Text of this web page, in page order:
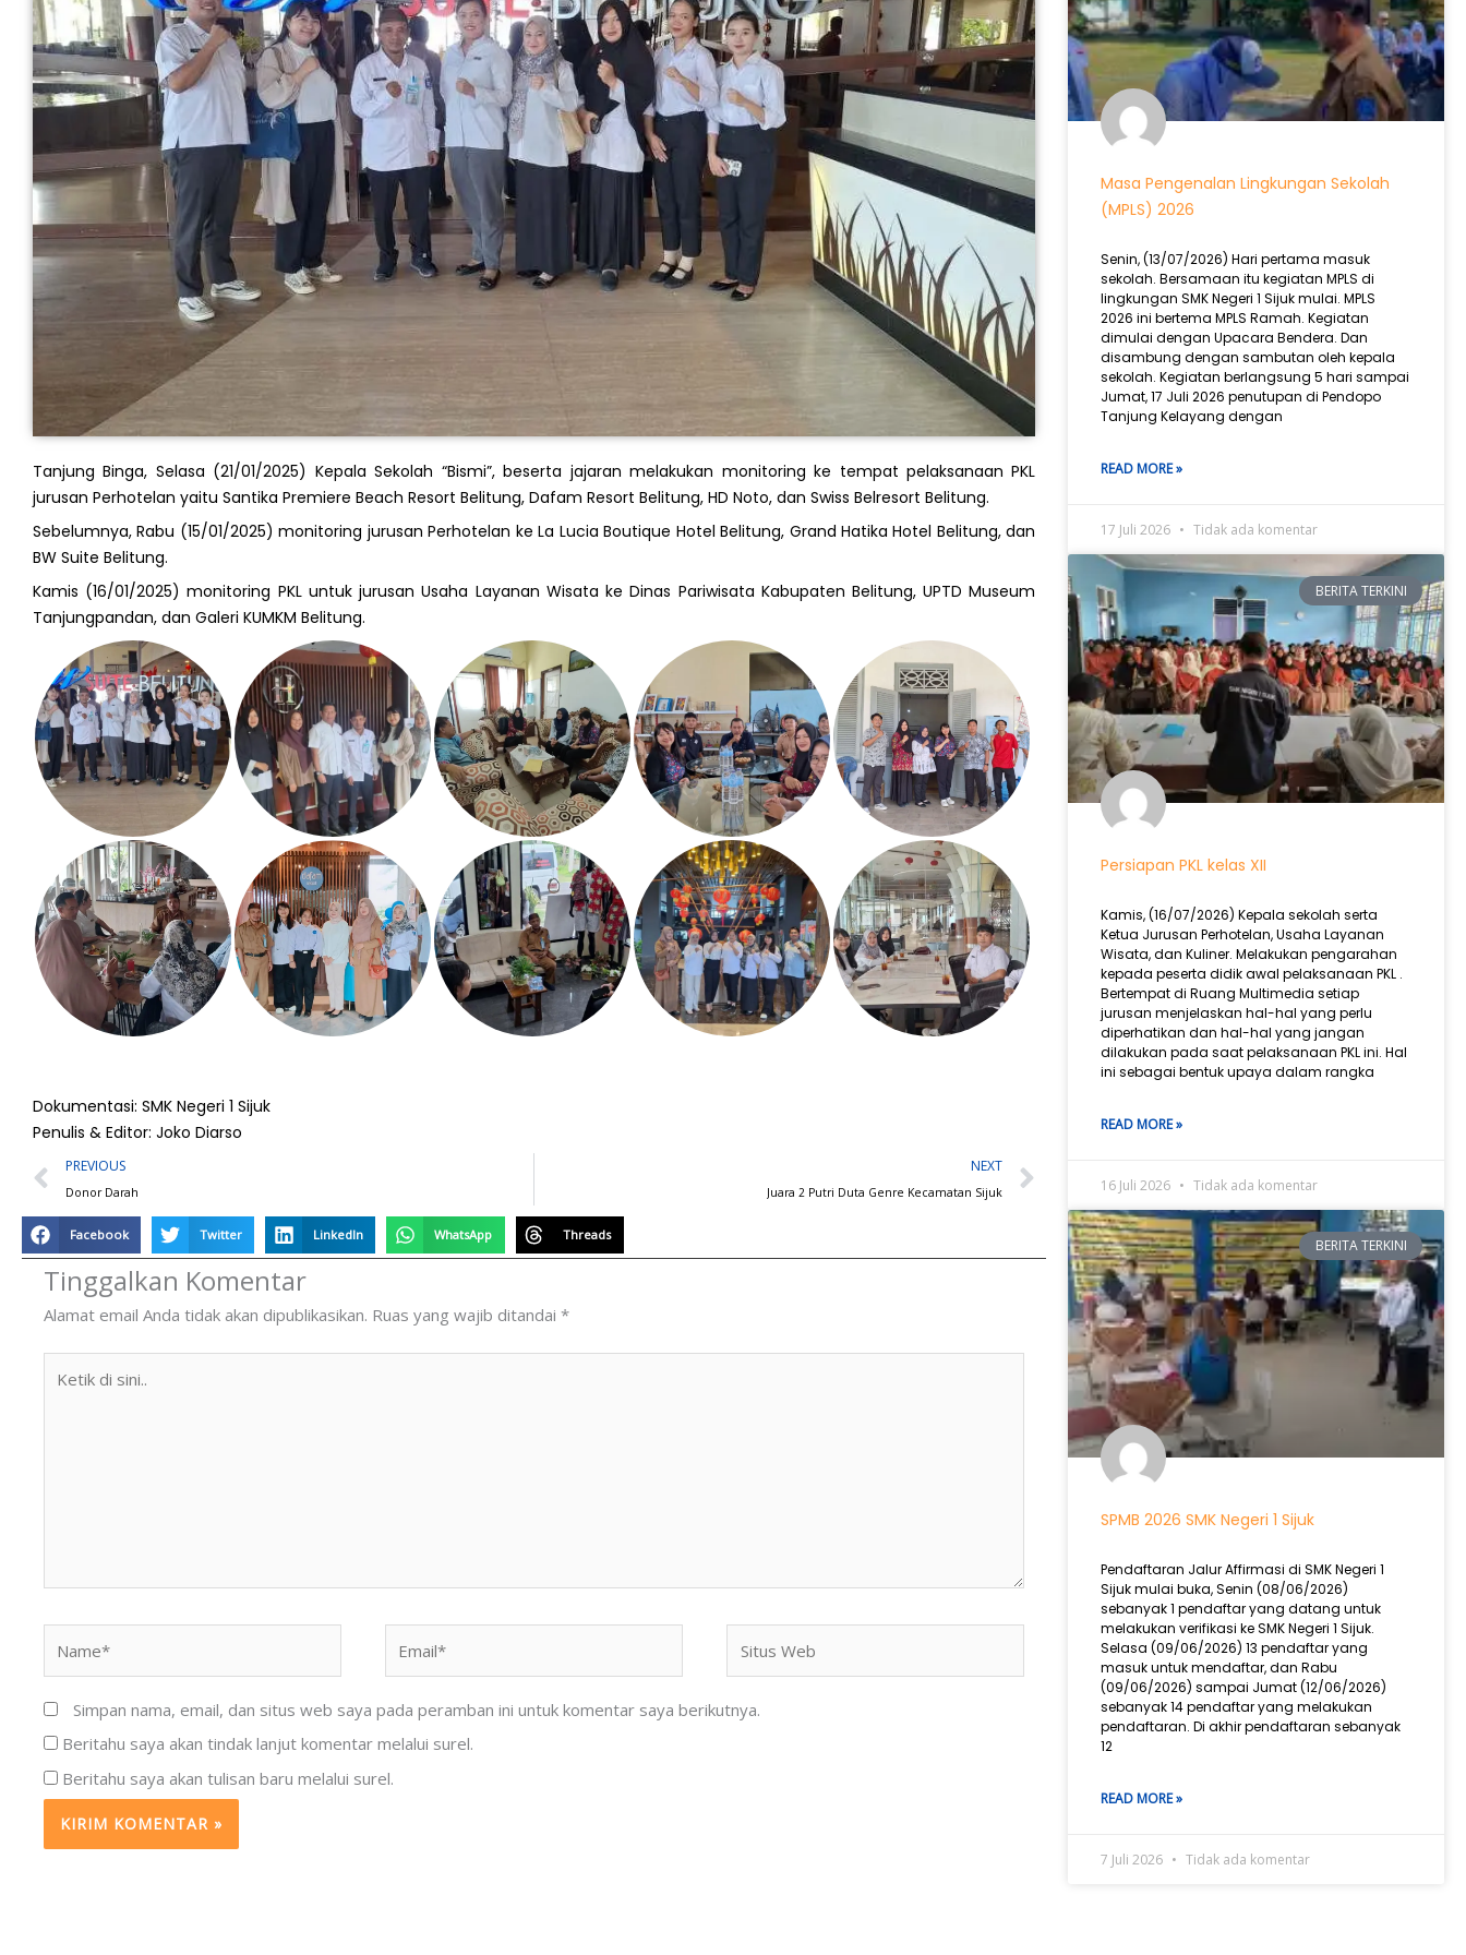
Tanjung Binga, Selasa (21/01/2025) Kepala Sekolah “Bismi”, beserta jajaran melakukan monitoring ke tempat pelaksanaan PKL
jurusan Perhotelan yaitu Santika Premiere Beach Resort Belitung, Dafam Resort Belitung, HD Noto, dan Swiss Belresort Belitung.
Sebelumnya, Rabu (15/01/2025) monitoring jurusan Perhotelan ke La Lucia Boutique Hotel Belitung, Grand Hatika Hotel Belitung, dan
BW Suite Belitung.
Kamis (16/01/2025) monitoring PKL untuk jurusan Usaha Layanan Wisata ke Dinas Pariwisata Kabupaten Belitung, UPTD Museum
Tanjungpandan, dan Galeri KUMKM Belitung.
Dokumentasi: SMK Negeri 1 Sijuk
Penulis & Editor: Joko Diarso
Prev
PREVIOUS
Donor Darah
NEXT
Juara 2 Putri Duta Genre Kecamatan Sijuk
Facebook Twitter LinkedIn WhatsApp Threads
Tinggalkan Komentar
Alamat email Anda tidak akan dipublikasikan. Ruas yang wajib ditandai *
Web
Simpan nama, email, dan situs web saya pada peramban ini untuk komentar saya berikutnya.
Beritahu saya akan tindak lanjut komentar melalui surel.
Beritahu saya akan tulisan baru melalui surel.
Masa Pengenalan Lingkungan Sekolah
(MPLS) 2026
Senin, (13/07/2026) Hari pertama masuk
sekolah. Bersamaan itu kegiatan MPLS di
lingkungan SMK Negeri 1 Sijuk mulai. MPLS
2026 ini bertema MPLS Ramah. Kegiatan
dimulai dengan Upacara Bendera. Dan
disambung dengan sambutan oleh kepala
sekolah. Kegiatan berlangsung 5 hari sampai
Jumat, 17 Juli 2026 penutupan di Pendopo
Tanjung Kelayang dengan
READ MORE »
17 Juli 2026 Tidak ada komentar
BERITA TERKINI
Persiapan PKL kelas XII
Kamis, (16/07/2026) Kepala sekolah serta
Ketua Jurusan Perhotelan, Usaha Layanan
Wisata, dan Kuliner. Melakukan pengarahan
kepada peserta didik awal pelaksanaan PKL .
Bertempat di Ruang Multimedia setiap
jurusan menjelaskan hal-hal yang perlu
diperhatikan dan hal-hal yang jangan
dilakukan pada saat pelaksanaan PKL ini. Hal
ini sebagai bentuk upaya dalam rangka
READ MORE »
16 Juli 2026 Tidak ada komentar
BERITA TERKINI
SPMB 2026 SMK Negeri 1 Sijuk
Pendaftaran Jalur Affirmasi di SMK Negeri 1
Sijuk mulai buka, Senin (08/06/2026)
sebanyak 1 pendaftar yang datang untuk
melakukan verifikasi ke SMK Negeri 1 Sijuk.
Selasa (09/06/2026) 13 pendaftar yang
masuk untuk mendaftar, dan Rabu
(09/06/2026) sampai Jumat (12/06/2026)
sebanyak 14 pendaftar yang melakukan
pendaftaran. Di akhir pendaftaran sebanyak
12
READ MORE »
7 Juli 2026 Tidak ada komentar